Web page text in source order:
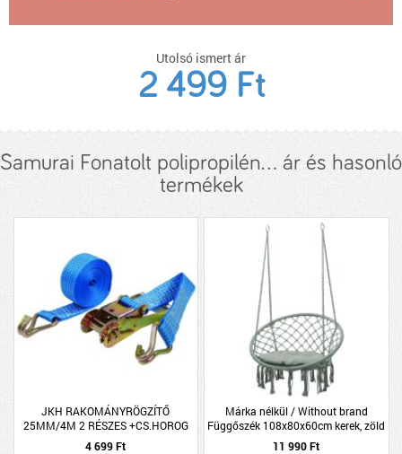
Utolsó ismert ár
2 499 Ft
Samurai Fonatolt polipropilén... ár és hasonló
termékek
JKH RAKOMÁNYRÖGZÍTŐ
25MM/4M 2 RÉSZES +CS.HOROG
(1000KG) SB
4 699 Ft
Márka nélkül / Without brand
Függőszék 108x80x60cm kerek, zöld
11 990 Ft